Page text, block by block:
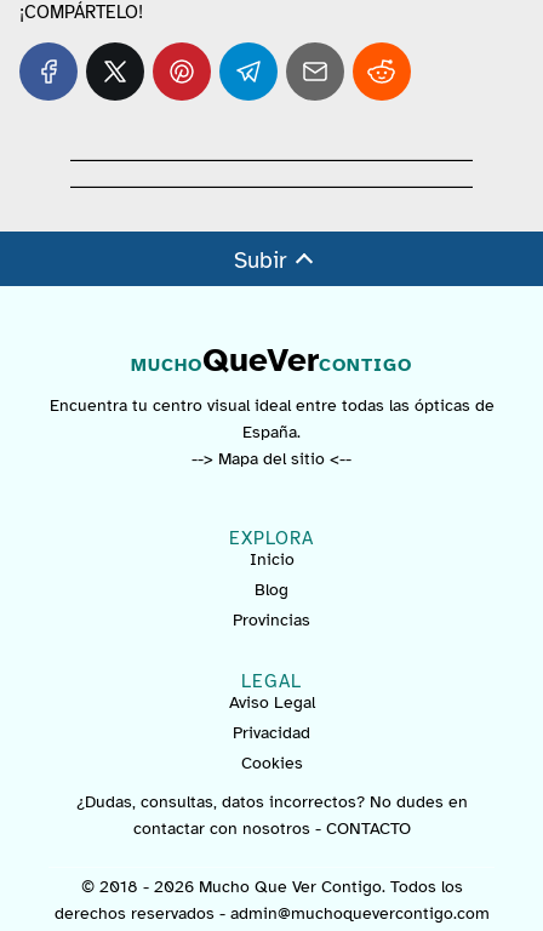
¡COMPÁRTELO!
Subir
MUCHOQueVerCONTIGO
Encuentra tu centro visual ideal entre todas las ópticas de
España.
--> Mapa del sitio <--
EXPLORA
Inicio
Blog
Provincias
LEGAL
Aviso Legal
Privacidad
Cookies
¿Dudas, consultas, datos incorrectos? No dudes en
contactar con nosotros - CONTACTO
© 2018 - 2026 Mucho Que Ver Contigo. Todos los
derechos reservados - admin@muchoquevercontigo.com